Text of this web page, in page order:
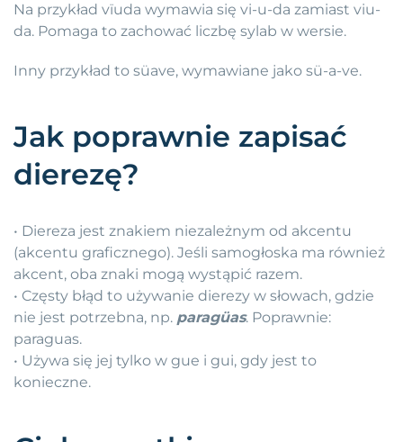
Na przykład vïuda wymawia się vi-u-da zamiast viu-
da. Pomaga to zachować liczbę sylab w wersie.
Inny przykład to süave, wymawiane jako sü-a-ve.
Jak poprawnie zapisać
dierezę?
• Diereza jest znakiem niezależnym od akcentu
(akcentu graficznego). Jeśli samogłoska ma również
akcent, oba znaki mogą wystąpić razem.
• Częsty błąd to używanie dierezy w słowach, gdzie
nie jest potrzebna, np. paragüas. Poprawnie:
paraguas.
• Używa się jej tylko w gue i gui, gdy jest to
konieczne.